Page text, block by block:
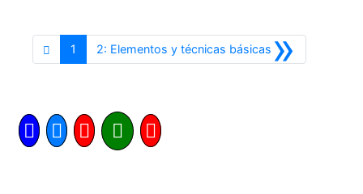
1 »
2: Elementos y técnicas básicas Siguiente